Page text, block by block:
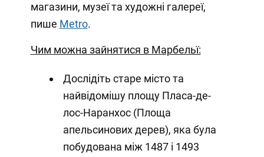
магазини, музеї та художні галереї,
пише Metro.
Чим можна зайнятися в Марбельї:
Дослідіть старе місто та
найвідомішу площу Пласа-де-
лос-Наранхос (Площа
апельсинових дерев), яка була
побудована між 1487 і 1493